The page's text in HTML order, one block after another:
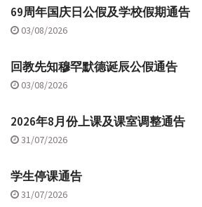
69周年国庆日公假及学校假期通告
03/08/2026
回教先知穆罕默德诞辰公假通告
03/08/2026
2026年8月份上课及课室调整通告
31/07/2026
学生停课通告
31/07/2026